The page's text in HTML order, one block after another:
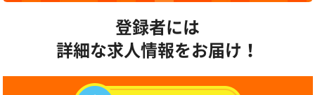
登録者には
詳細な求人情報をお届け！